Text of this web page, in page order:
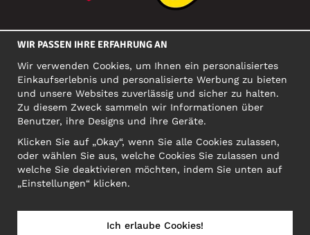
SOZIALE MEDIEN
FIRMA
Motley Denim Europe OÜ
Narva mnt 5, EE-10117 Tallinn
Org: 12356245, VAT: EE101578318
ACHTUNG! Produktrücksendungen nicht an diese Adresse
schicken!
WIR PASSEN IHRE ERFAHRUNG AN
Wir verwenden Cookies, um Ihnen ein personalisiertes
Einkaufserlebnis und personalisierte Werbung zu bieten
und unsere Websites zuverlässig und sicher zu halten.
Zu diesem Zweck sammeln wir Informationen über
Benutzer, ihre Designs und ihre Geräte.
Klicken Sie auf „Okay“, wenn Sie alle Cookies zulassen,
oder wählen Sie aus, welche Cookies Sie zulassen und
welche Sie deaktivieren möchten, indem Sie unten auf
„Einstellungen“ klicken.
Ich erlaube Cookies!